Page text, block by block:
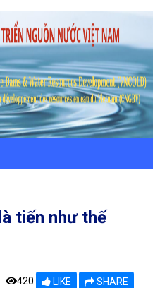
tiến như thế
420 LIKE SHARE